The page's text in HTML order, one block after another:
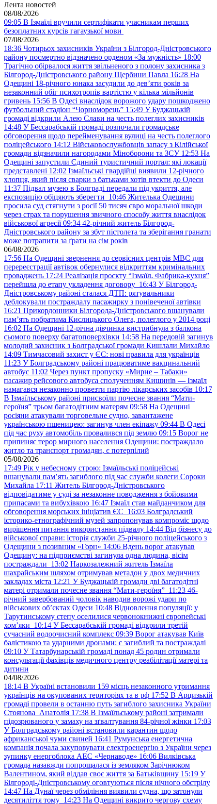
Лента новостей
08/08/2026
09:05 В Ізмаїлі вручили сертифікати учасникам перших
безоплатних курсів гагаузької мови
07/08/2026
18:36 Чотирьох захисників України з Білгород-Дністровського
району посмертно відзначено орденом «За мужність» 18:00
Трагічно обірвалося життя звільненого з полону захисника з
Білгород-Дністровського району Щербини Павла 16:28 На
Одещині 18-річного юнака засудили до дев’яти років за
незаконний обіг психотропів вартістю у кілька мільйонів
гривень 15:56 В Одесі внаслідок ворожого удару пошкоджено
футбольний стадіон “Чорноморець” 15:49 У Буджацькій
громаді відкрили Алею Слави на честь полеглих захисників
14:48 У Бессарабській громаді розпочали громадське
обговорення щодо перейменування вулиці на честь полеглого
поліцейського 14:12 Військовослужбовців запасу з Кілійської
громади відзначили нагородами Міноборони та ЗСУ 12:53 На
Одещині запустили Єдиний туристичний портал: які локації
представлені 12:02 Ізмаїльські гвардійці виявили 12-річного
хлопця, який після сварки з батьками хотів втекти до Одеси
11:37 Підвал музею в Болграді передали під укриття, але
експозицію обіцяють зберегти 10:46 Жителька Одещини
просила суд стягнути з росії 50 тисяч євро моральної шкоди
через страх та порушення звичного способу життя внаслідок
військової агресії 09:34 42-річний житель Білгород-
Дністровського району за збут пістолета та зберігання гранати
може потрапити за ґрати на сім років
06/08/2026
17:56 На Одещині звернення до сервісних центрів МВС для
перереєстрації автівок обернулися відкриттям кримінальних
проваджень 17:24 Реалізація проєкту “Ізмаїл. Фабрика-кухня”
перейшла до етапу укладення договору 16:43 У Білгород-
Дністровському районі сталася ДТП: рятувальники
деблокували постраждалу пасажирку з понівеченої автівки
16:21 Прикордонники Білгорода-Дністровського вшанували
пам’ять побратима Кислицького Олега, полеглого у 2014 році
16:02 На Одещині 12-річна дівчинка вистрибнула з балкона
сьомого поверху багатоповерхівки 14:58 На передовій загинув
молодий захисник з Болградської громади Кишлали Михайло
14:09 Тимчасовий захист у ЄС: нові правила для українців
11:23 У Болградському районі працюватиме вакцинальний
автобус 11:02 Через пункт пропуску «Мирне – Табаки»
пасажир рейсового автобуса сполученням Кишинів — Ізмаїл
намагався незаконно провезти партію лікарських засобів 10:17
В Ізмаїльському районі присвоїли почесне звання “Мати-
героїня” трьом багатодітним матерям 09:58 На Одещині
росіяни атакували торговельне судно, завантажене
українською пшеницею: загинув член екіпажу 09:44 В Одесі
під час руху автомобіль провалився під землю 09:15 Ворог не
припиняє терор мирного населення Одещини: постраждало
житло та транспорт громадян, є потерпілий
05/08/2026
17:49 Рік у небесному строю: Ізмаїльські поліцейські
вшанували пам’ять загиблого під час служби колеги Сороки
Михайла 17:11 Житель Білгород-Дністровського
відповідатиме у суді за незаконне поводження з бойовими
припасами та вибухівкою 16:47 Ізмаїл став майданчиком для
обговорення морських ініціатив ЄС 16:03 Болградський
історико-етнографічний музей запропонував компроміс щодо
вирішення питання використання підвалу 14:44 Від бізнесу до
військової справи: історія служби 25-річного поліцейського з
Одещини з позивним «Горн» 14:06 Вдень ворог атакував
Одещину: на підприємстві загинула одна людина, вісім
постраждали 13:02 Наркозалежний житель Ізмаїла
шахрайським шляхом отримував метадон у двох медичних
закладах міста 12:21 У Буджацькій громади дві багатодітні
матері отримали почесне звання “Мати-героїня” 11:23 46-
річний завербований чоловік наводив ворожі удари по
військових обʼєктах Одеси 10:48 Відновлення популяції: у
Тарутинському степу оселилися червонокнижні європейські
хом’яки 10:14 У Бессарабській громаді відкрили третій
сучасний водоочисний комплекс 09:39 Ворог атакував Київ
балістикою та ударними дронами: є загиблий та постраждалі
09:10 У Татарбунарській громаді понад 45 родин отримали
консультації фахівців медичного центру реабілітації матері та
дитини
04/08/2026
18:14 В Україні встановили 159 місць незаконного утримання
українців на окупованих територіях та в рф 17:52 В Арцизькій
громаді провели в останню путь загиблого захисника України
Стоянова Анатолія 17:38 В Ізмаїльському районі затримали
підозрюваного у замаху на зґвалтування 84-річної жінки 17:03
У Болградському районі встановили карантин щодо
африканської чуми свиней 16:41 Румунська енергетична
компанія почала закуповувати електроенергію з України через
зупинку енергоблока АЕС «Чернаводе» 16:06 Вилківська
громада назавжди попрощалася із земляком Зарічнюком
Валентином, який віддав своє життя за Батьківщину 15:19 У
Білгороді-Дністровському оговтуються після нічного обстрілу
14:47 На Дунаї через обміління виявили судна, що затонули
десятиліття тому 14:23 На Одещині викрито чергову схему